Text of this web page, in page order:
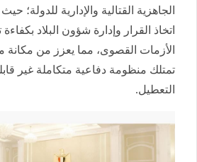
الجاهزية القتالية والإدارية للدولة؛
اتخاذ القرار وإدارة شؤون البلاد
الأزمات القصوى، مما يعزز من مكانة
تمتلك منظومة دفاعية متكاملة غير
التعطيل.